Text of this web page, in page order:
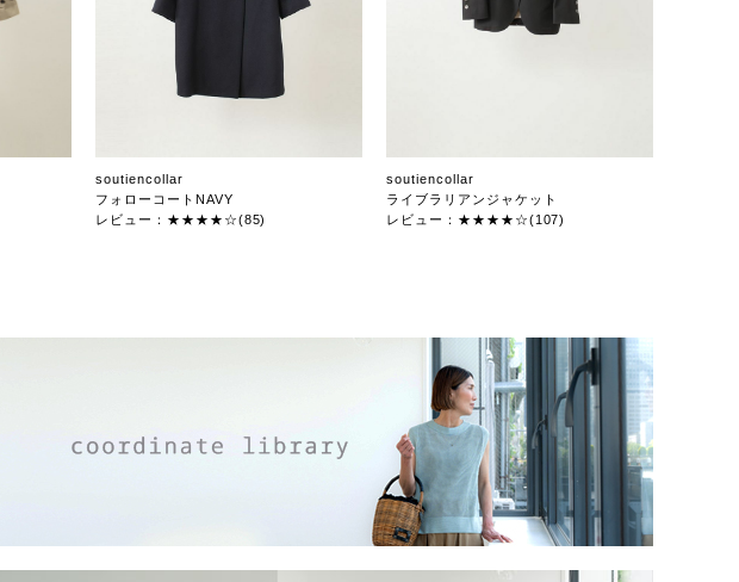
soutiencollar
フォローコートNAVY
レビュー：★★★★☆(85)
soutiencollar
ライブラリアンジャケット
レビュー：★★★★☆(107)